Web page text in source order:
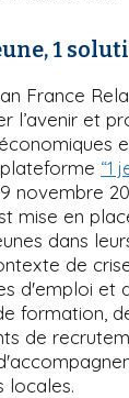
1
France
l’avenir et
“1
novembre
mise en
dans
de
d'emploi et
formation,
de
locales.